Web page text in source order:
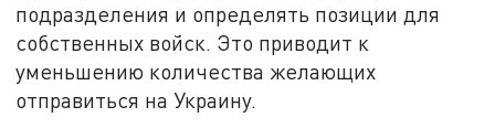
подразделения и определять позиции для
собственных войск. Это приводит к
уменьшению количества желающих
отправиться на Украину.